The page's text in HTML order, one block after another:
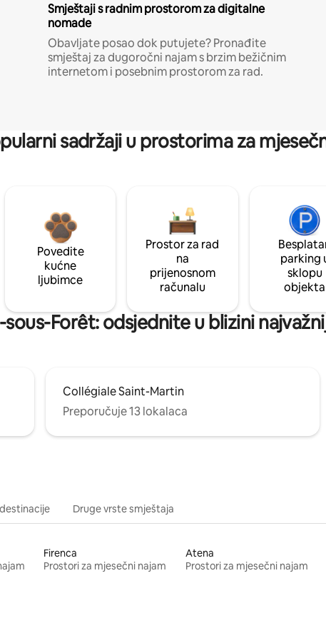
Smještaji s radnim prostorom za digitalne
nomade
Obavljate posao dok putujete? Pronađite
smještaj za dugoročni najam s brzim bežičnim
internetom i posebnim prostorom za rad.
sadržaji u prostorima za
Povedite
kućne
ljubimce
Prostor za rad
na
prijenosnom
računalu
parking
sklopu
objekta
Forêt: odsjednite u blizini
Collégiale Saint-Martin
Preporučuje 13 lokalaca
Druge vrste smještaja
Firenca
Prostori za mjesečni najam
Atena
Prostori za mjesečni najam